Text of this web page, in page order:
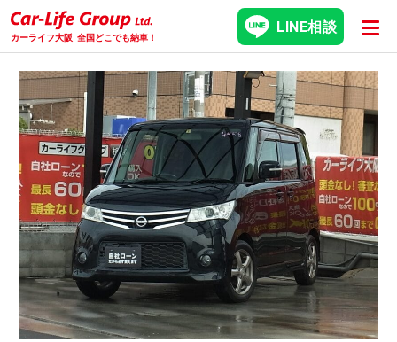
カーライフ大阪 全国どこでも納車！
LINE相談